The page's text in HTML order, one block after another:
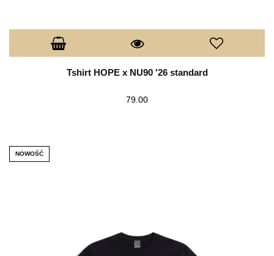
Tshirt HOPE x NU90 '26 standard
79.00
NOWOŚĆ